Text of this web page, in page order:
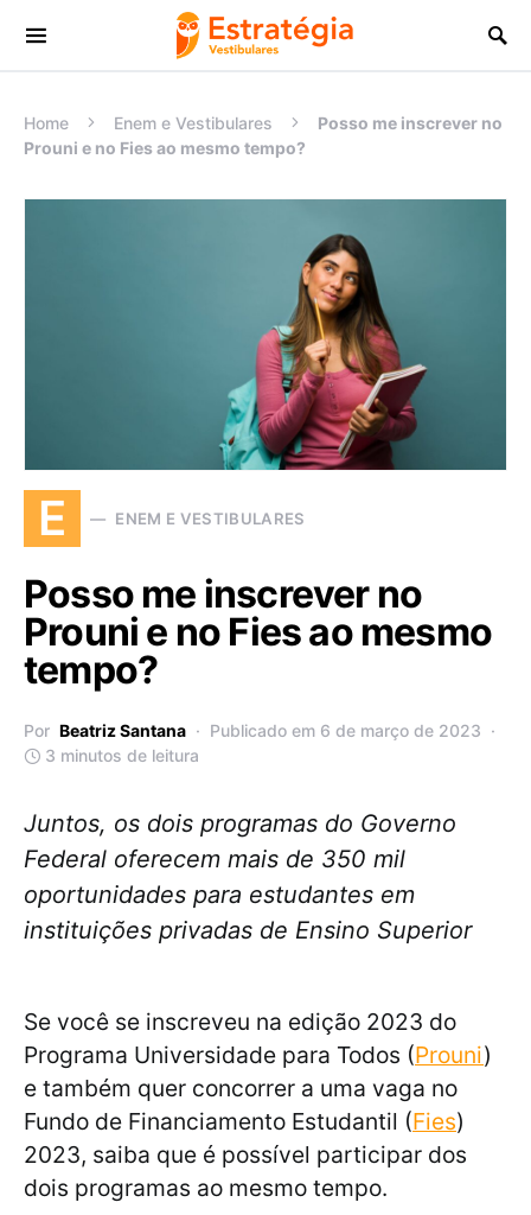
Procurar:
Home Enem e Vestibulares
Posso me inscrever no
Prouni e no Fies ao mesmo tempo?
E ENEM E VESTIBULARES
Posso me inscrever no
Prouni e no Fies ao mesmo
tempo?
Por Beatriz Santana
Publicado em 6 de março de 2023
3 minutos de leitura
Juntos, os dois programas do Governo
Federal oferecem mais de 350 mil
oportunidades para estudantes em
instituições privadas de Ensino Superior
Se você se inscreveu na edição 2023 do
Programa Universidade para Todos (Prouni)
e também quer concorrer a uma vaga no
Fundo de Financiamento Estudantil (Fies)
2023, saiba que é possível participar dos
dois programas ao mesmo tempo.